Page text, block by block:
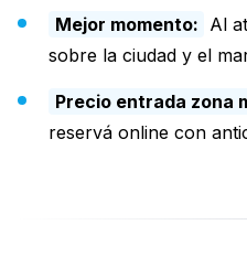
Mejor momento: Al
sobre la ciudad y el
Precio entrada zona
reservá online con